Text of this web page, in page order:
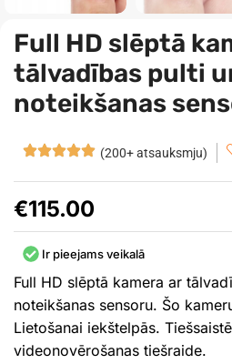
Full HD slēptā
tālvadības pulti
noteikšanas
(200+ atsauksmju)
€115.00
Ir pieejams veikalā
Full HD slēptā kamera ar
noteikšanas sensoru. Šo
Lietošanai iekštelpās.
videonovērošanas tiešraide.